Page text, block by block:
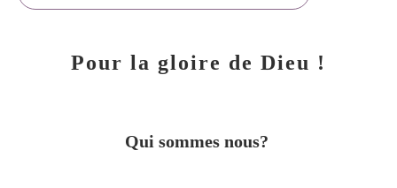
Pour la gloire de Dieu !
Qui sommes nous?